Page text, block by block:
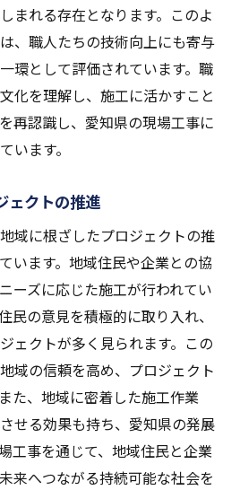
まれる存在となります。このよ
、職人たちの技術向上にも寄与
環として評価されています。職
化を理解し、施工に活かすこと
再認識し、愛知県の現場工事に
います。
ェクトの推進
域に根ざしたプロジェクトの推
います。地域住民や企業との協
ーズに応じた施工が行われてい
民の意見を積極的に取り入れ、
ェクトが多く見られます。この
域の信頼を高め、プロジェクト
た、地域に密着した施工作業
せる効果も持ち、愛知県の発展
工事を通じて、地域住民と企業
来へつながる持続可能な社会を